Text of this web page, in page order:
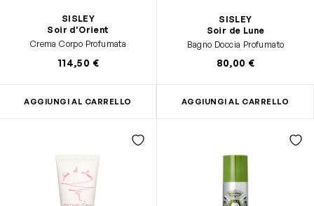
SISLEY
Soir d'Orient
Crema Corpo Profumata
114,50 €
AGGIUNGI AL CARRELLO
SISLEY
Soir de Lune
Bagno Doccia Profumato
80,00 €
AGGIUNGI AL CARRELLO